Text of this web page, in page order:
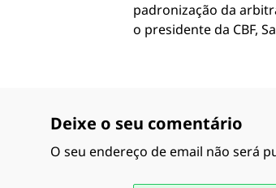
padronização da
o presidente da CBF,
Deixe o seu comentário
O seu endereço de email não será